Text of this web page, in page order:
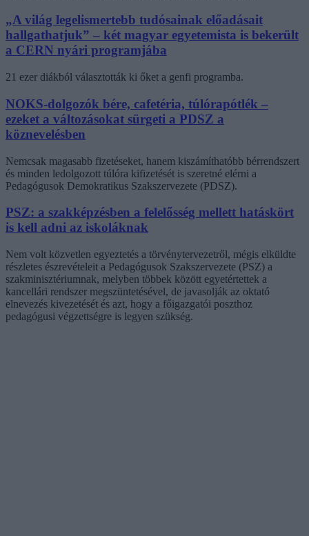
„A világ legelismertebb tudósainak előadásait
hallgathatjuk” – két magyar egyetemista is bekerült
a CERN nyári programjába
21 ezer diákból választották ki őket a genfi programba.
NOKS-dolgozók bére, cafetéria, túlórapótlék –
ezeket a változásokat sürgeti a PDSZ a
köznevelésben
Nemcsak magasabb fizetéseket, hanem kiszámíthatóbb bérrendszert
és minden ledolgozott túlóra kifizetését is szeretné elérni a
Pedagógusok Demokratikus Szakszervezete (PDSZ).
PSZ: a szakképzésben a felelősség mellett hatáskört
is kell adni az iskoláknak
Nem volt közvetlen egyeztetés a törvénytervezetről, mégis elküldte
részletes észrevételeit a Pedagógusok Szakszervezete (PSZ) a
szakminisztériumnak, melyben többek között egyetértettek a
kancellári rendszer megszüntetésével, de javasolják az oktató
elnevezés kivezetését és azt, hogy a főigazgatói poszthoz
pedagógusi végzettségre is legyen szükség.